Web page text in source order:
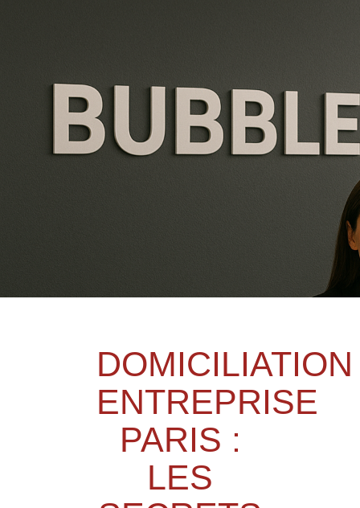
DOMICILIATION
ENTREPRISE
PARIS :
LES